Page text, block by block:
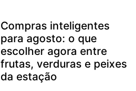
Compras inteligentes
para agosto: o que
escolher agora entre
frutas, verduras e peixes
da estação